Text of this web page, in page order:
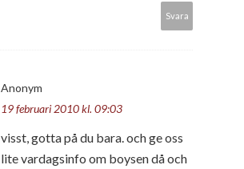
Svara
Anonym
19 februari 2010 kl. 09:03
visst, gotta på du bara. och ge oss
lite vardagsinfo om boysen då och